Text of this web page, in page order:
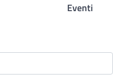
Eventi
-